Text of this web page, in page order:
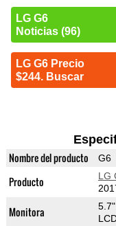
LG G6
Noticias (96)
LG G6 Precio
$244. Buscar
Nombre del producto G6
Producto LG
Monitora